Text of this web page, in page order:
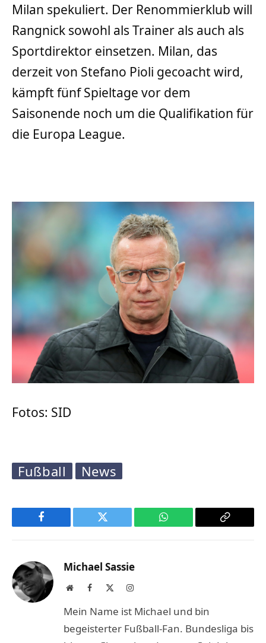
Milan spekuliert. Der Renommierklub will
Rangnick sowohl als Trainer als auch als
Sportdirektor einsetzen. Milan, das
derzeit von Stefano Pioli gecoacht wird,
kämpft fünf Spieltage vor dem
Saisonende noch um die Qualifikation für
die Europa League.
Fotos: SID
Fußball News
Facebook Twitter WhatsApp
Copy
Michael Sassie
WebsiteFacebook Instagram
Mein Name ist Michael und bin
begeisterter Fußball-Fan. Bundesliga bis